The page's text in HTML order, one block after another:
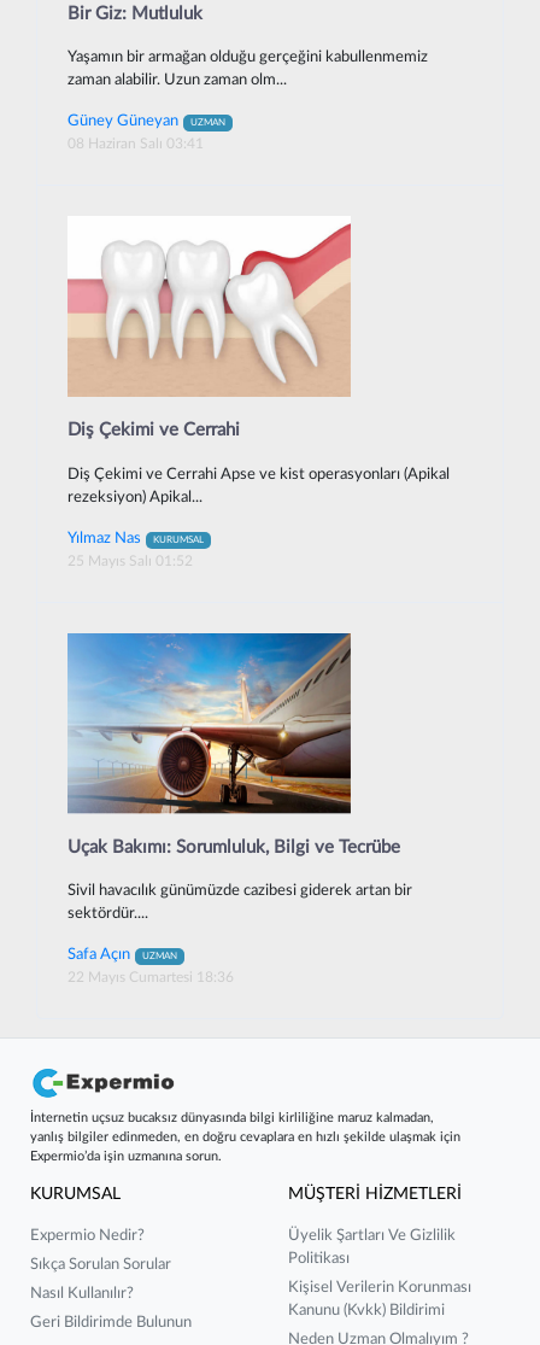
Bir Giz: Mutluluk
Yaşamın bir armağan olduğu gerçeğini kabullenmemiz
zaman alabilir. Uzun zaman olm...
Güney Güneyan UZMAN
08 Haziran Salı 03:41
Diş Çekimi ve Cerrahi
Diş Çekimi ve Cerrahi Apse ve kist operasyonları (Apikal
rezeksiyon) Apikal...
Yılmaz Nas KURUMSAL
25 Mayıs Salı 01:52
Uçak Bakımı: Sorumluluk, Bilgi ve Tecrübe
Sivil havacılık günümüzde cazibesi giderek artan bir
sektördür....
Safa Açın UZMAN
22 Mayıs Cumartesi 18:36
İnternetin uçsuz bucaksız dünyasında bilgi kirliliğine maruz kalmadan,
yanlış bilgiler edinmeden, en doğru cevaplara en hızlı şekilde ulaşmak için
Expermio’da işin uzmanına sorun.
KURUMSAL
Expermio Nedir?
Sıkça Sorulan Sorular
Nasıl Kullanılır?
Geri Bildirimde Bulunun
MÜŞTERİ HİZMETLERİ
Üyelik Şartları Ve Gizlilik
Politikası
Kişisel Verilerin Korunması
Kanunu (kvkk) Bildirimi
Neden Uzman Olmalıyım ?